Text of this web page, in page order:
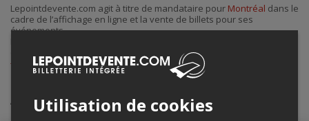
courriel
Lepointdevente.com agit à titre de mandataire pour Montréal dans le
cadre de l’affichage en ligne et la vente de billets pour ses
événements.
Montréal
+1 514-000-0000
Achat de billets
Utilisation de cookies